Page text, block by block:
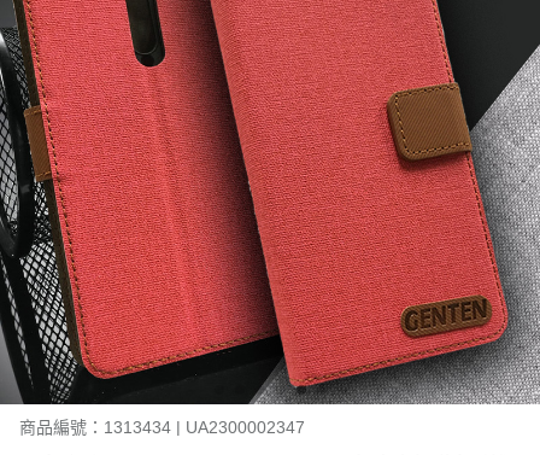
商品編號：1313434 | UA2300002347